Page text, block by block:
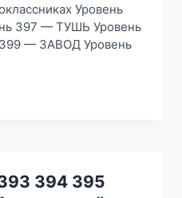
Уровень
397 — ТУШЬ Уровень
— ЗАВОД Уровень
394 395